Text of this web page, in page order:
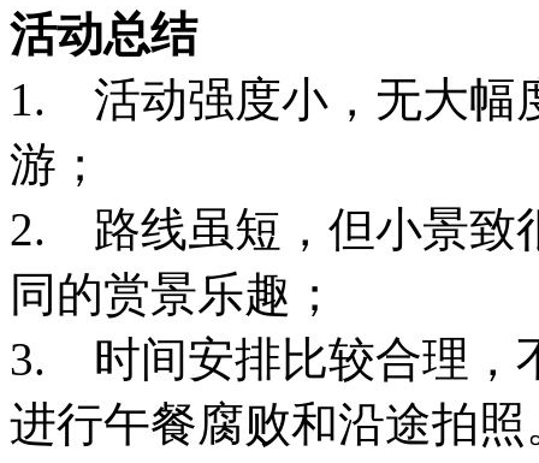
活动总结
1.
活动强度小，无大幅
游；
2.
路线虽短，但小景致
同的赏景乐趣；
3.
时间安排比较合理，
进行午餐腐败和沿途拍照